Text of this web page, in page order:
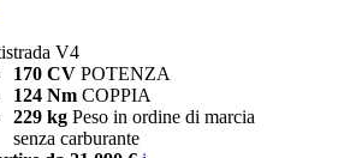
V4
170 CV POTENZA
124 Nm COPPIA
229 kg Peso in ordine di marcia
senza carburante